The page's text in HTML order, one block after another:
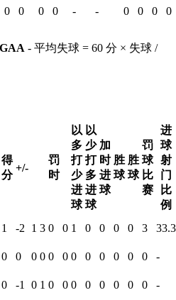
0 0 0 0 - - 0 0 0
0
GAA - 平均失球 = 60 分 × 失球 /
得
分
+/-
罚
时
以
多
打
少
进
球
以
少
打
多
进
球
加
时
进
球
胜
球
胜
球
罚
球
比
赛
进
球
射
门
比
例
1 -2 1 3 0 0 1 0 0 0 0 3
33.3
0 0 0 0 0 0 0 0 0 0 0 0
-
0 -1 0 1 0 0 0 0 0 0 0 0
-